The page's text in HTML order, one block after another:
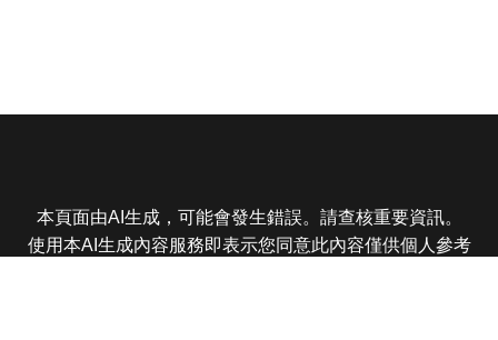
本頁面由AI生成，可能會發生錯誤。請查核重要資訊。
使用本AI生成內容服務即表示您同意此內容僅供個人參考